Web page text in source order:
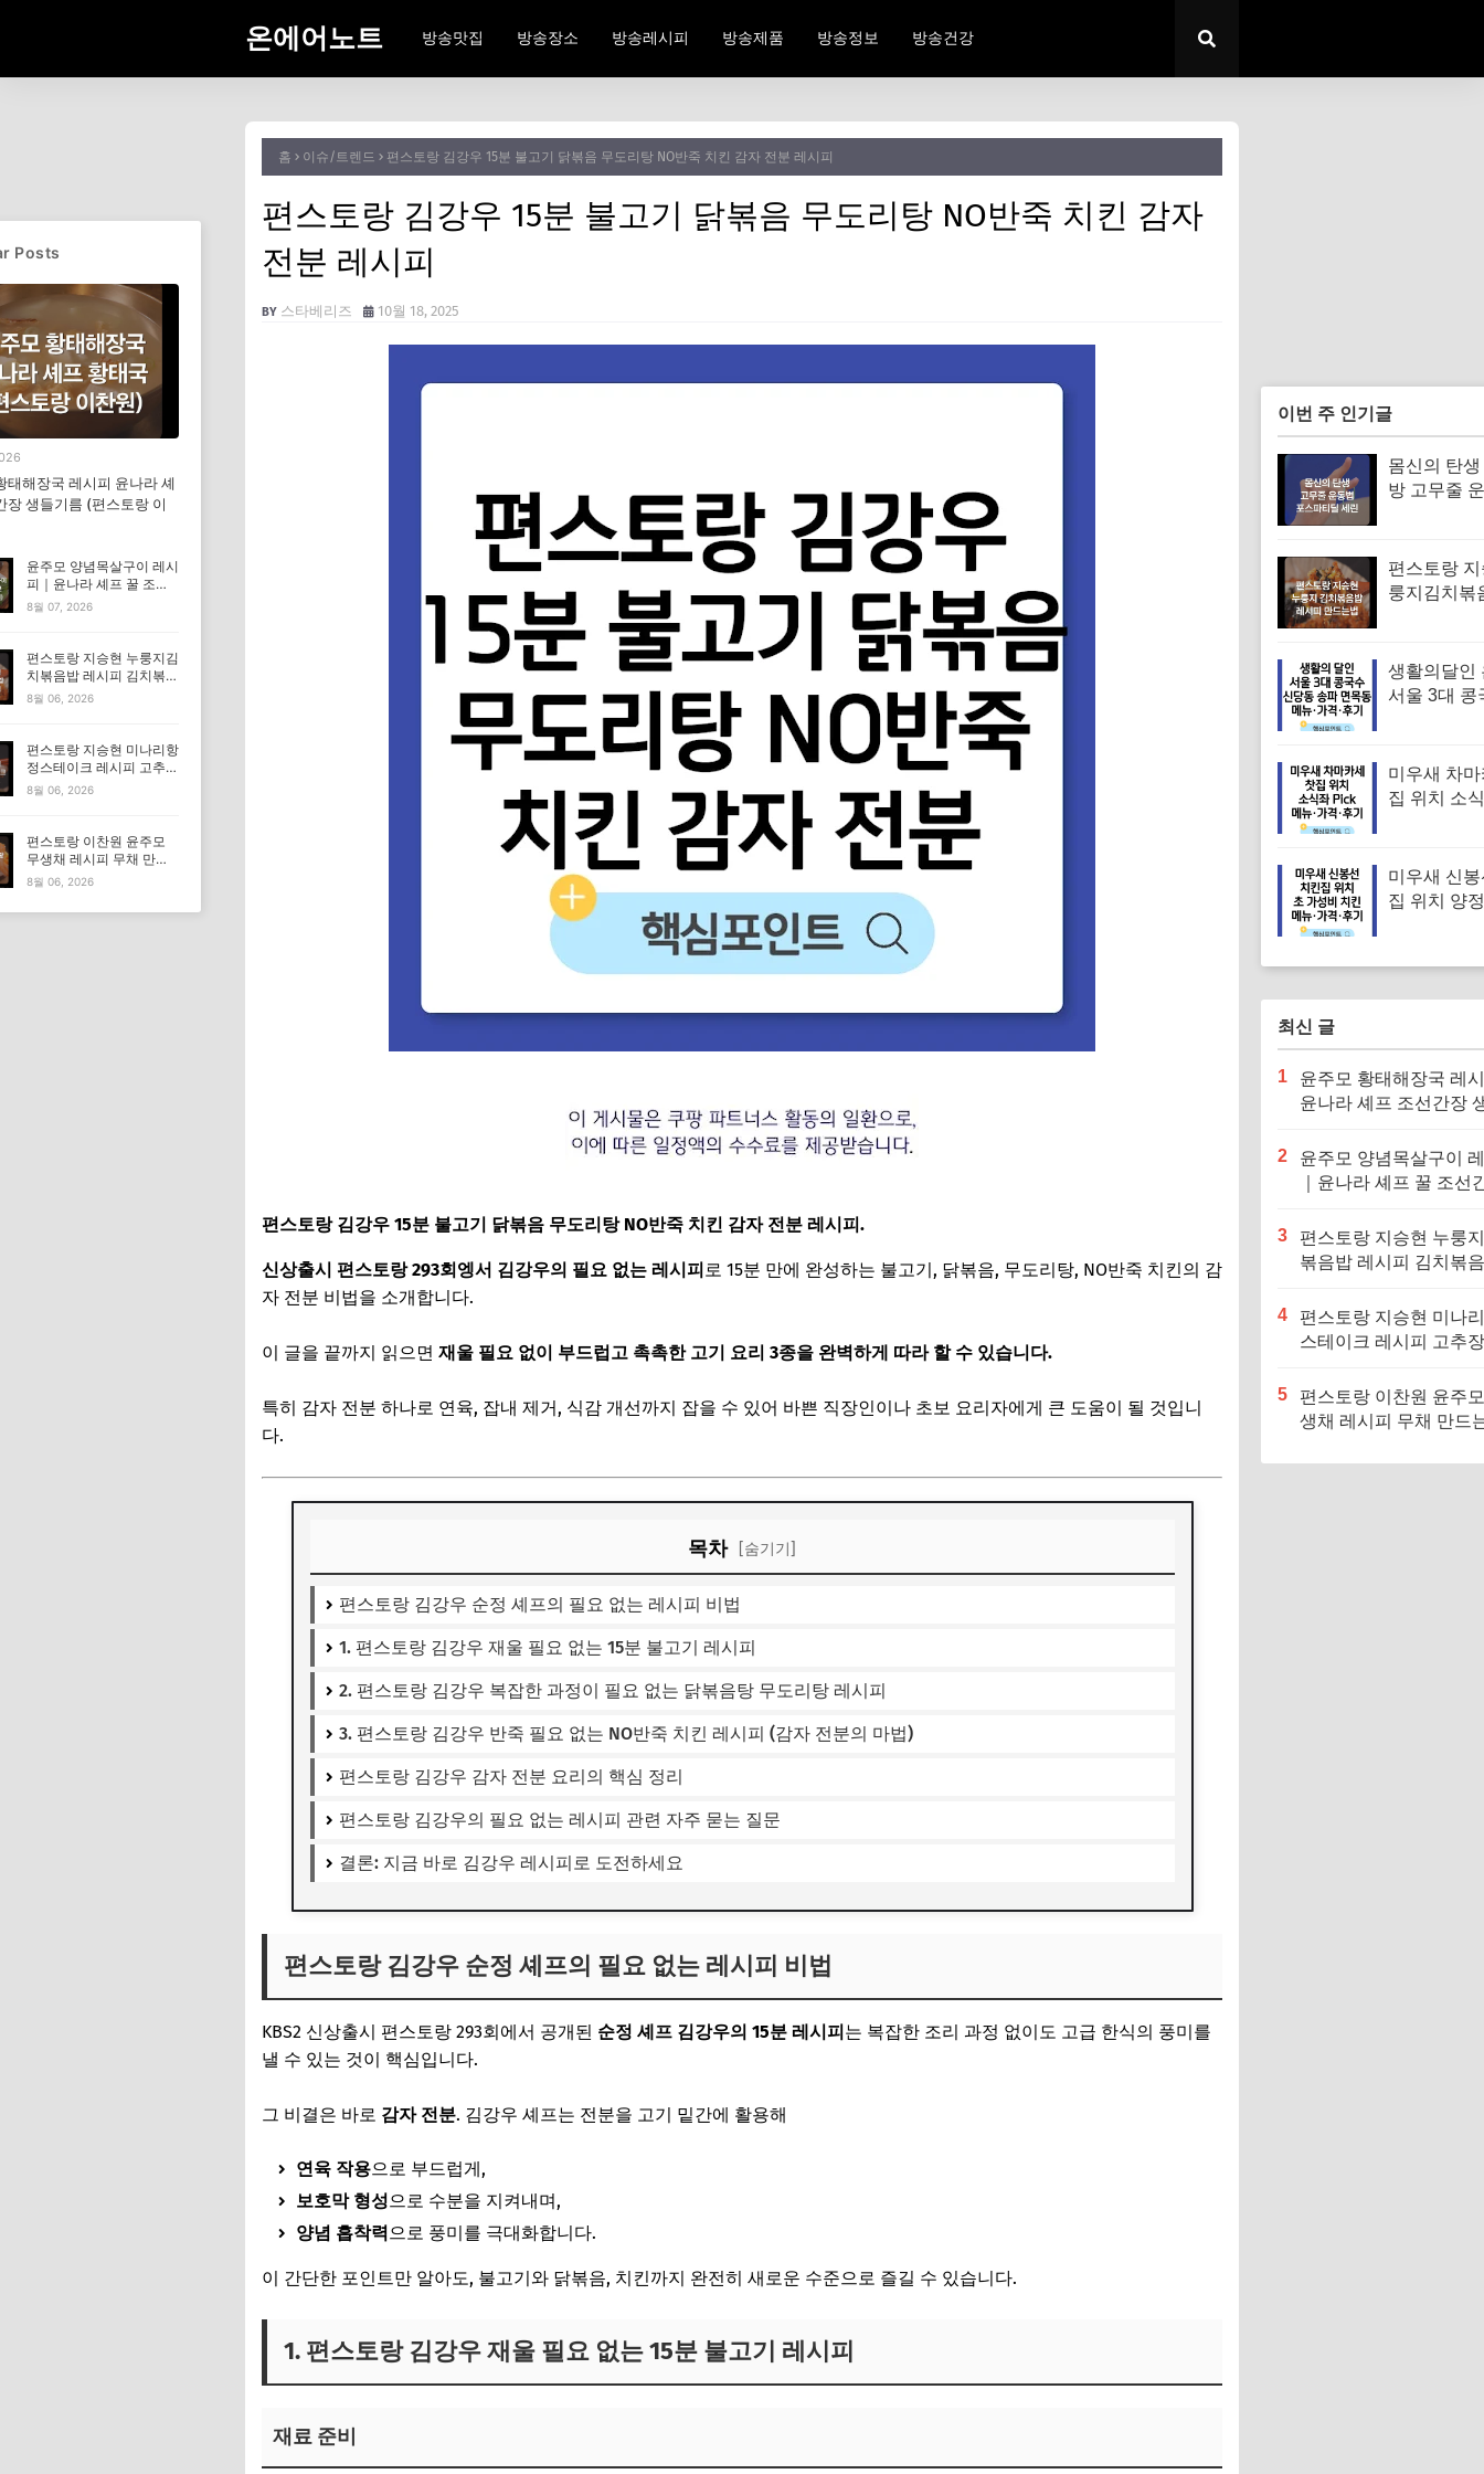
온에어노트 방송맛집 방송장소 방송레시피 방송제품 방송정보 방송건강
홈 이슈/트렌드 편스토랑 김강우 15분 불고기 닭볶음 무도리탕 NO반죽 치킨 감자 전분 레시피
편스토랑 김강우 15분 불고기 닭볶음 무도리탕 NO반죽 치킨 감자
전분 레시피
스타베리즈 10월 18, 2025
편스토랑 김강우 15분 불고기 닭볶음 무도리탕 NO반죽 치킨 감자 전분 레시피.
신상출시 편스토랑 293회엥서 김강우의 필요 없는 레시피로 15분 만에 완성하는 불고기, 닭볶음, 무도리탕, NO반죽 치킨의 감
자 전분 비법을 소개합니다.
이 글을 끝까지 읽으면 재울 필요 없이 부드럽고 촉촉한 고기 요리 3종을 완벽하게 따라 할 수 있습니다.
특히 감자 전분 하나로 연육, 잡내 제거, 식감 개선까지 잡을 수 있어 바쁜 직장인이나 초보 요리자에게 큰 도움이 될 것입니
다.
목차 [숨기기]
편스토랑 김강우 순정 셰프의 필요 없는 레시피 비법
1. 편스토랑 김강우 재울 필요 없는 15분 불고기 레시피
2. 편스토랑 김강우 복잡한 과정이 필요 없는 닭볶음탕 무도리탕 레시피
3. 편스토랑 김강우 반죽 필요 없는 NO반죽 치킨 레시피 (감자 전분의 마법)
편스토랑 김강우 감자 전분 요리의 핵심 정리
편스토랑 김강우의 필요 없는 레시피 관련 자주 묻는 질문
결론: 지금 바로 김강우 레시피로 도전하세요
편스토랑 김강우 순정 셰프의 필요 없는 레시피 비법
KBS2 신상출시 편스토랑 293회에서 공개된 순정 셰프 김강우의 15분 레시피는 복잡한 조리 과정 없이도 고급 한식의 풍미를
낼 수 있는 것이 핵심입니다.
그 비결은 바로 감자 전분. 김강우 셰프는 전분을 고기 밑간에 활용해
연육 작용으로 부드럽게,
보호막 형성으로 수분을 지켜내며,
양념 흡착력으로 풍미를 극대화합니다.
이 간단한 포인트만 알아도, 불고기와 닭볶음, 치킨까지 완전히 새로운 수준으로 즐길 수 있습니다.
1. 편스토랑 김강우 재울 필요 없는 15분 불고기 레시피
재료 준비
이번 주 인기글
몸신의 탄
방 고무줄
편스토랑
룽지김치볶
생활의달인
서울 3대 콩
메뉴·가격·
미우새 차
집 위치 소
뉴·가격·후
미우새 신
집 위치 양
기
최신 글
1
윤주모 황태해장국 레
윤나라 셰프 조선간장
2
윤주모 양념목살구이
｜윤나라 셰프 꿀 조선
3
편스토랑 지승현 누룽
볶음밥 레시피 김치볶
4
편스토랑 지승현 미나
스테이크 레시피 고추
5
편스토랑 이찬원 윤주
생채 레시피 무채 만드
Posts
태해장국 레시피 윤나라 셰
장 생들기름 (편스토랑 이
윤주모 양념목살구이 레시
피｜윤나라 셰프 꿀 조선
간장 정보 (편스토랑 이찬
8월 07, 2026
편스토랑 지승현 누룽지김
치볶음밥 레시피 김치볶음
밥 만드는법
8월 06, 2026
편스토랑 지승현 미나리항
정스테이크 레시피 고추장
마요소스 만드는법
8월 06, 2026
편스토랑 이찬원 윤주모
무생채 레시피 무채 만드
는법
8월 06, 2026